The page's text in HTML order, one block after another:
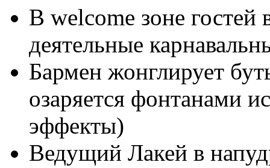
В welcome зоне гостей
деятельные
Бармен жонглирует
озаряется фонтанами
эффекты)
Ведущий Лакей в